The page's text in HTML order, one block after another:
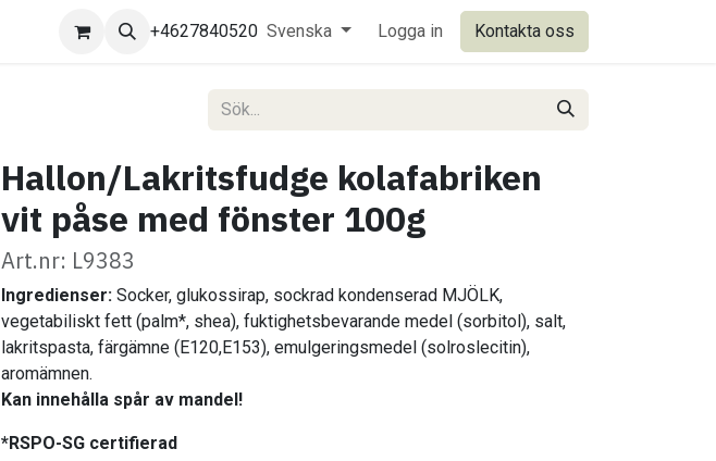
+4627840520 Svenska Logga in Kontakta oss
Hallon/Lakritsfudge kolafabriken
vit påse med fönster 100g
Art.nr: L9383
Ingredienser: Socker, glukossirap, sockrad kondenserad MJÖLK,
vegetabiliskt fett (palm*, shea), fuktighetsbevarande medel (sorbitol), salt,
lakritspasta, färgämne (E120,E153), emulgeringsmedel (solroslecitin),
aromämnen.
Kan innehålla spår av mandel!
*RSPO-SG certifierad